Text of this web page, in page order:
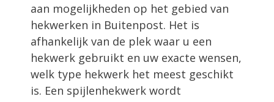
aan mogelijkheden op het gebied van
hekwerken in Buitenpost. Het is
afhankelijk van de plek waar u een
hekwerk gebruikt en uw exacte wensen,
welk type hekwerk het meest geschikt
is. Een spijlenhekwerk wordt